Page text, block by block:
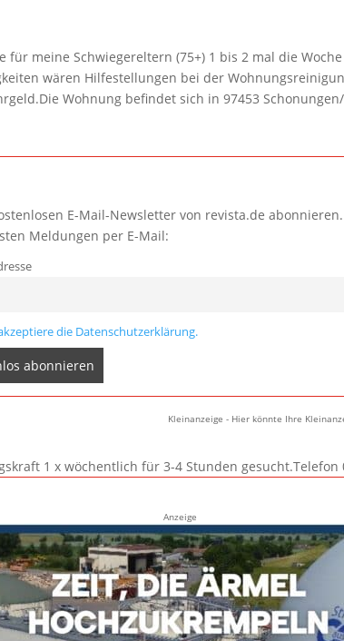
für meine Schwiegereltern (75+) 1 bis 2 mal die
wären Hilfestellungen bei der
Wohnung befindet sich in 97453
E-Mail-Newsletter von revista.de
Meldungen per E-Mail:
die Datenschutzerklärung.
Kleinanzeige - Hier könnte Ihre
1 x wöchentlich für 3-4 Stunden gesucht.Telefon
Anzeige